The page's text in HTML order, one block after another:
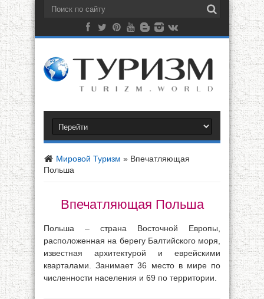
Мировой Туризм » Впечатляющая
Польша
Впечатляющая Польша
Польша – страна Восточной Европы,
расположенная на берегу Балтийского моря,
известная архитектурой и еврейскими
кварталами. Занимает 36 место в мире по
численности населения и 69 по территории.